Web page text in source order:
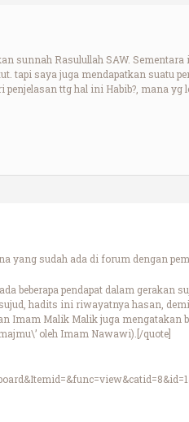
sunnah Rasulullah SAW.
tapi saya juga mendapatkan suatu
ttg hal ini Habib?, mana
yang sudah ada di forum dengan
beberapa pendapat dalam gerakan
hadits ini riwayatnya hasan,
Imam Malik Malik juga mengatakan
oleh Imam Nawawi).[/quote]